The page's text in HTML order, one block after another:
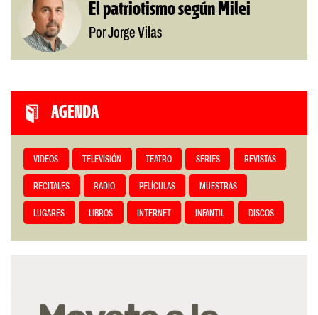
El patriotismo según Milei
Por Jorge Vilas
AGENDA
VIDEOS TELEVISIÓN TEATRO SERIES REVISTAS
RECITALES RADIO PELÍCULAS MUESTRAS
LUGARES LIBROS INTERNET INFANTIL DISCOS